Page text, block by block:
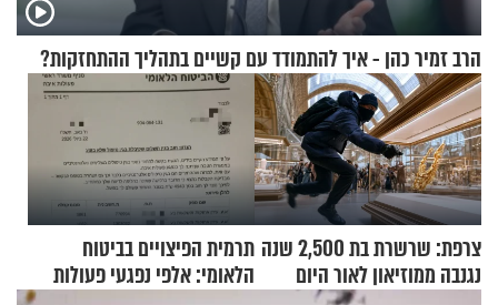
הרב זמיר כהן - איך להתמודד עם קשיים בתהליך ההתחזקות?
צרפת: שרשרת בת 2,500 שנה
נגנבה ממוזיאון לאור היום
תרמית הפיצויים בביטוח
הלאומי: אלפי נפגעי פעולות